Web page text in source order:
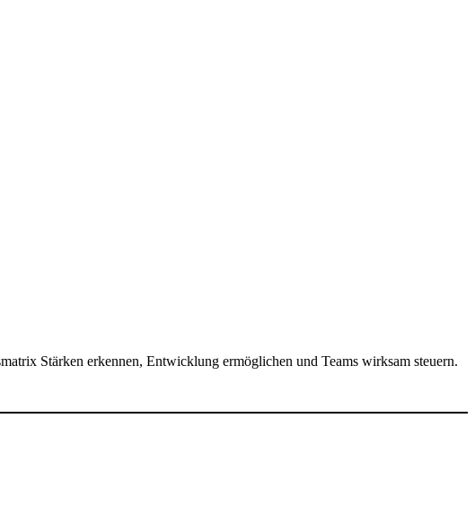
Stärken erkennen, Entwicklung ermöglichen und Teams wirksam steuern.